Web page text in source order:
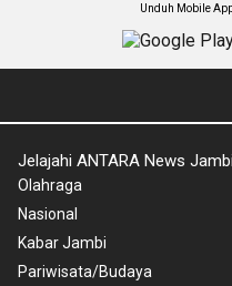
Unduh Mobile
Jelajahi ANTARA News Jambi
Olahraga
Nasional
Kabar Jambi
Pariwisata/Budaya